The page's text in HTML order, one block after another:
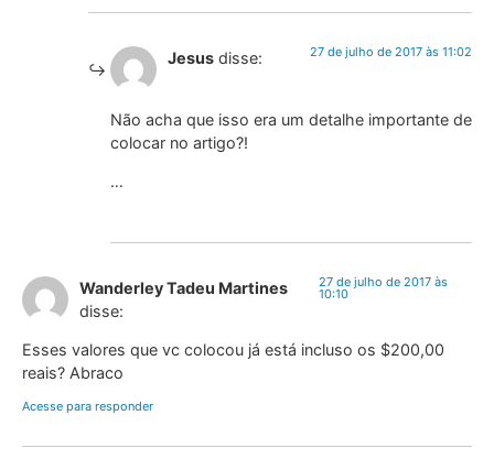
Jesus disse: 27 de julho de 2017 às 11:02
Não acha que isso era um detalhe importante de
colocar no artigo?!
…
Wanderley Tadeu Martines
disse:
27 de julho de 2017 às
10:10
Esses valores que vc colocou já está incluso os $200,00
reais? Abraco
Acesse para responder